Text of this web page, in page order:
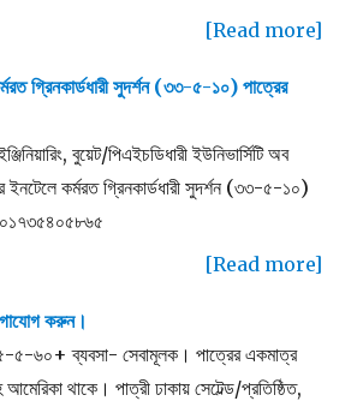
[Read more]
গ্রিনকার্ডধারী সুদর্শন (৩৩-৫-১০) পাত্রের
বুয়েট/পিএইচডিধারী ইউনিভার্সিটি অব
ইনটেলে কর্মরত গ্রিনকার্ডধারী সুদর্শন (৩৩-৫-১০)
০১৭৩৫৪০৫৮৬৫
[Read more]
করুন।
৫-৫-৬০+ ব্যবসা- সেবামূলক। পাত্রের একমাত্র
থাকে। পাত্রী ঢাকায় সেটেল্ড/প্রতিষ্ঠিত,